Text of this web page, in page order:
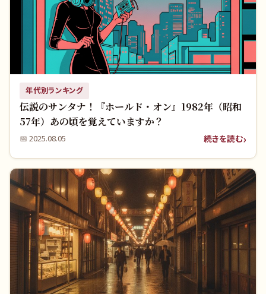
年代別ランキング
伝説のサンタナ！『ホールド・オン』1982年（昭和
57年）あの頃を覚えていますか？
📅 2025.08.05 続きを読む